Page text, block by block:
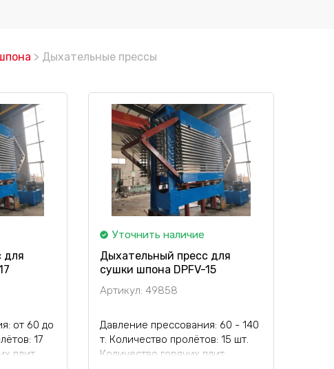
> Дыхательные прессы
для
от 60 до
17
плит
Уточнить наличие
Дыхательный пресс для
сушки шпона DPFV-15
Артикул: 49858
Давление прессования: 60 - 140
т. Количество пролётов: 15 шт.
Количество горячих плит